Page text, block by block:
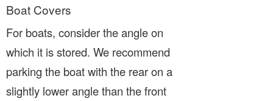
Boat Covers
For boats, consider the angle on
which it is stored. We recommend
parking the boat with the rear on a
slightly lower angle than the front